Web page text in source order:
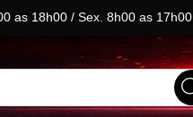
as 18h00 / Sex. 8h00 as 17h00